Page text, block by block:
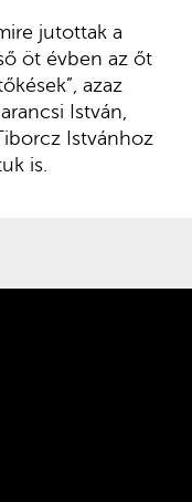
jutottak a
öt évben az őt
azaz
István,
Istvánhoz
is.